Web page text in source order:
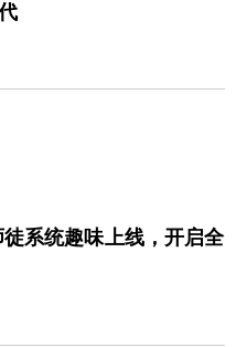
系统趣味上线，开启全